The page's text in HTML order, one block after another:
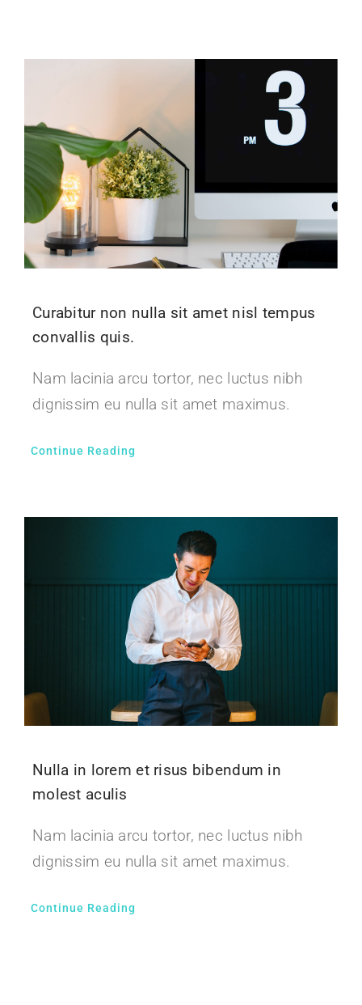
Curabitur non nulla sit amet nisl tempus
convallis quis.
Nam lacinia arcu tortor, nec luctus nibh
dignissim eu nulla sit amet maximus.
Continue Reading
Nulla in lorem et risus bibendum in
molest aculis
Nam lacinia arcu tortor, nec luctus nibh
dignissim eu nulla sit amet maximus.
Continue Reading